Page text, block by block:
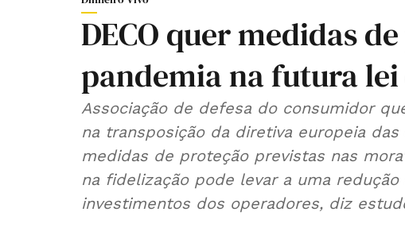
DECO quer medidas
pandemia na futura
Associação de defesa do consumidor
na transposição da diretiva europeia
medidas de proteção previstas nas
na fidelização pode levar a uma
investimentos dos operadores, diz